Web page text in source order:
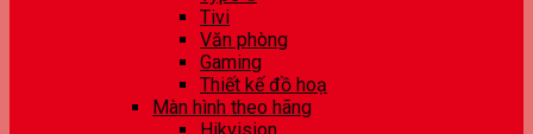
Tivi
Văn phòng
Gaming
Thiết kế đồ hoạ
Màn hình theo hãng